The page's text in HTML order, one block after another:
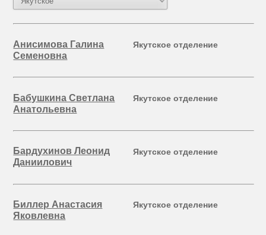
Анисимова Галина
Семеновна
Якутское отделение
Бабушкина Светлана
Анатольевна
Якутское отделение
Бардухинов Леонид
Даниилович
Якутское отделение
Биллер Анастасия
Яковлевна
Якутское отделение